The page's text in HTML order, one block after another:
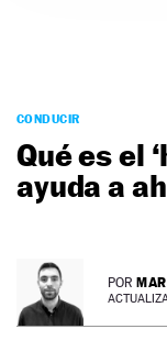
PODCAST
MOTOS
TECNOLOGÍA
SUPERCOCHES
PREMIOS
SERVICIOS
CONDUCIR
Qué es el
ayuda a
POR